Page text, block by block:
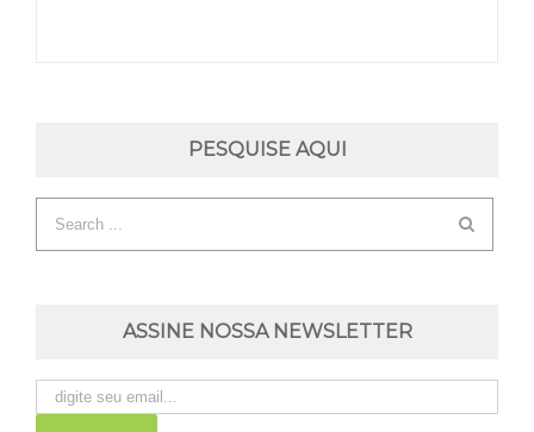
PESQUISE AQUI
ASSINE NOSSA NEWSLETTER